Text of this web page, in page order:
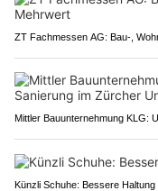
ZT Fachmessen AG: Bau-,
Mittler Bauunternehmung KLG:
Künzli Schuhe: Bessere